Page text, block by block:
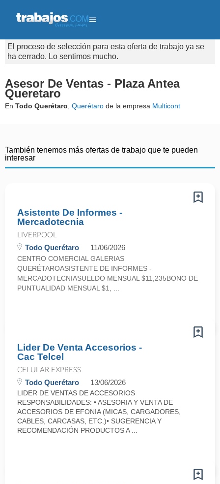
El proceso de selección para esta oferta de trabajo ya se
ha cerrado. Lo sentimos mucho.
Asesor De Ventas - Plaza Antea
Queretaro
En Todo Querétaro Querétaro de la empresa Multicont
También tenemos más ofertas de trabajo que te pueden
interesar
Asistente De Informes -
Mercadotecnia
LIVERPOOL
Todo Querétaro 11/06/2026
CENTRO COMERCIAL GALERIAS
QUERÉTAROASISTENTE DE INFORMES -
MERCADOTECNIASUELDO MENSUAL $11,235BONO DE
PUNTUALIDAD MENSUAL $1, ...
Lider De Venta Accesorios -
Cac Telcel
CELULAR EXPRESS
Todo Querétaro 13/06/2026
LIDER DE VENTAS DE ACCESORIOS
RESPONSABILIDADES: • ASESORIA Y VENTA DE
ACCESORIOS DE EFONIA (MICAS, CARGADORES,
CABLES, CARCASAS, ETC.)• SUGERENCIA Y
RECOMENDACIÓN PRODUCTOS A ...